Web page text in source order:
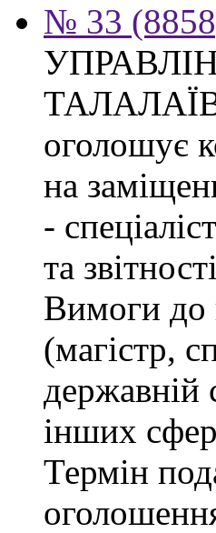
№ 33
оголошує
на
-
та
Вимоги до
(магістр,
державній
інших
Термін